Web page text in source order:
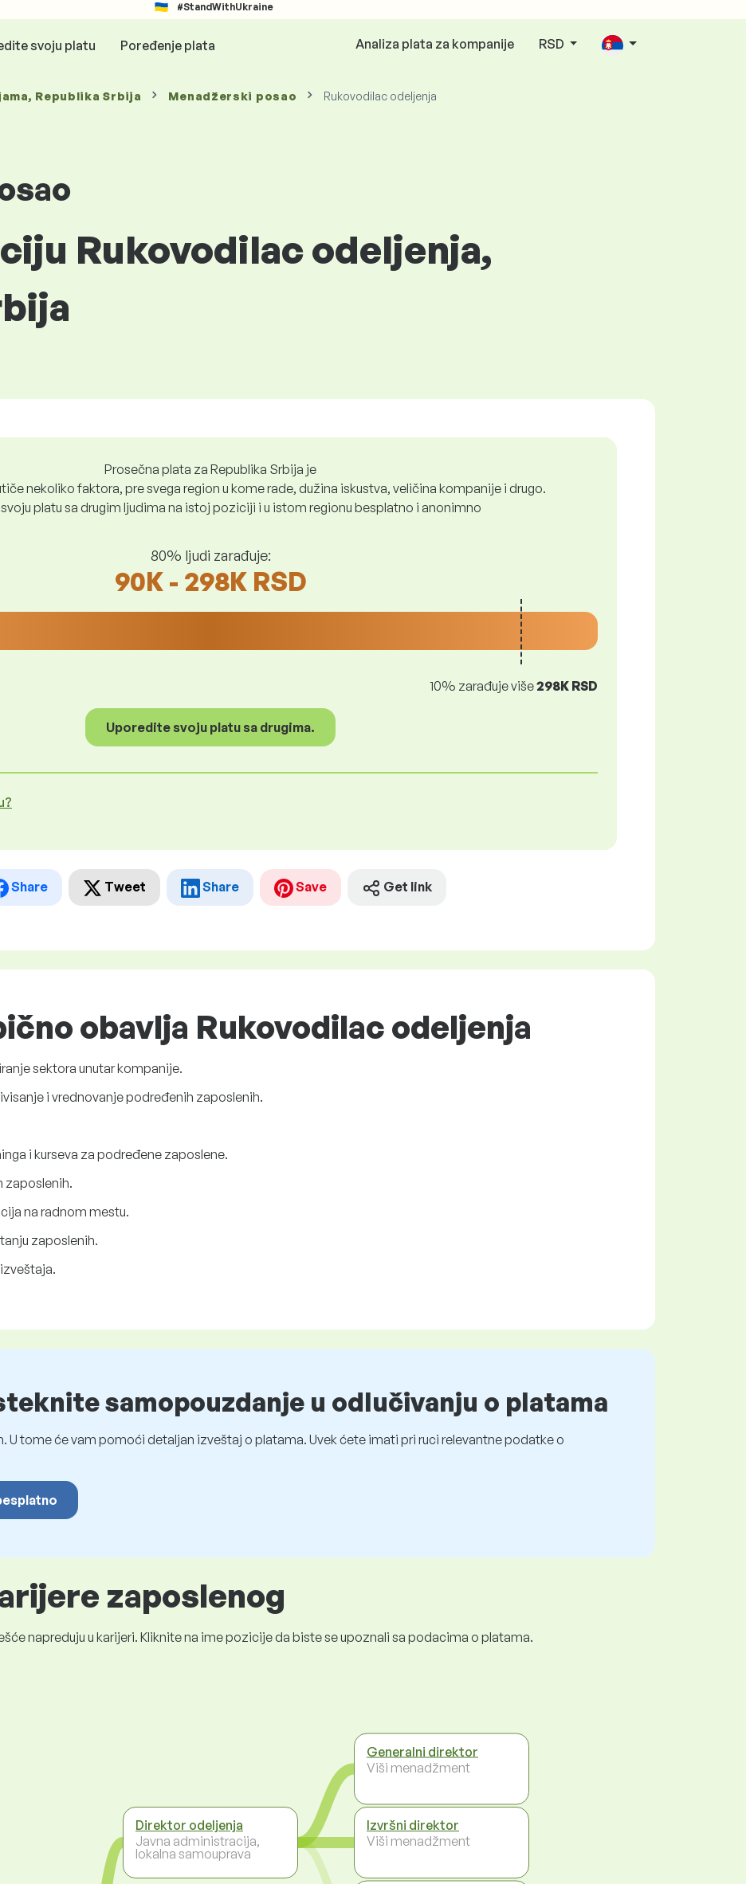
#StandWithUkraine
svoju platu Poređenje plata Analiza plata za kompanije RSD
, Republika Srbija Menadžerski posao Rukovodilac odeljenja
Rukovodilac odeljenja,
Prosečna plata za Republika Srbija je
nekoliko faktora, pre svega region u kome rade, dužina iskustva, veličina kompanije i drugo.
platu sa drugim ljudima na istoj poziciji i u istom regionu besplatno i anonimno
80% ljudi zarađuje:
90K - 298K RSD
10% zarađuje više298K RSD
Uporedite svoju platu sa drugima.
Share Tweet Share Save Get link
obavlja Rukovodilac odeljenja
sektora unutar kompanije.
i vrednovanje podređenih zaposlenih.
i kurseva za podređene zaposlene.
zaposlenih.
na radnom mestu.
zaposlenih.
samopouzdanje u odlučivanju o platama
U tome će vam pomoći detaljan izveštaj o platama. Uvek ćete imati pri ruci relevantne podatke o
zaposlenog
napreduju u karijeri. Kliknite na ime pozicije da biste se upoznali sa podacima o platama.
Direktor odeljenja
Javna administracija,
lokalna samouprava
Generalni direktor
Viši menadžment
Izvršni direktor
Viši menadžment